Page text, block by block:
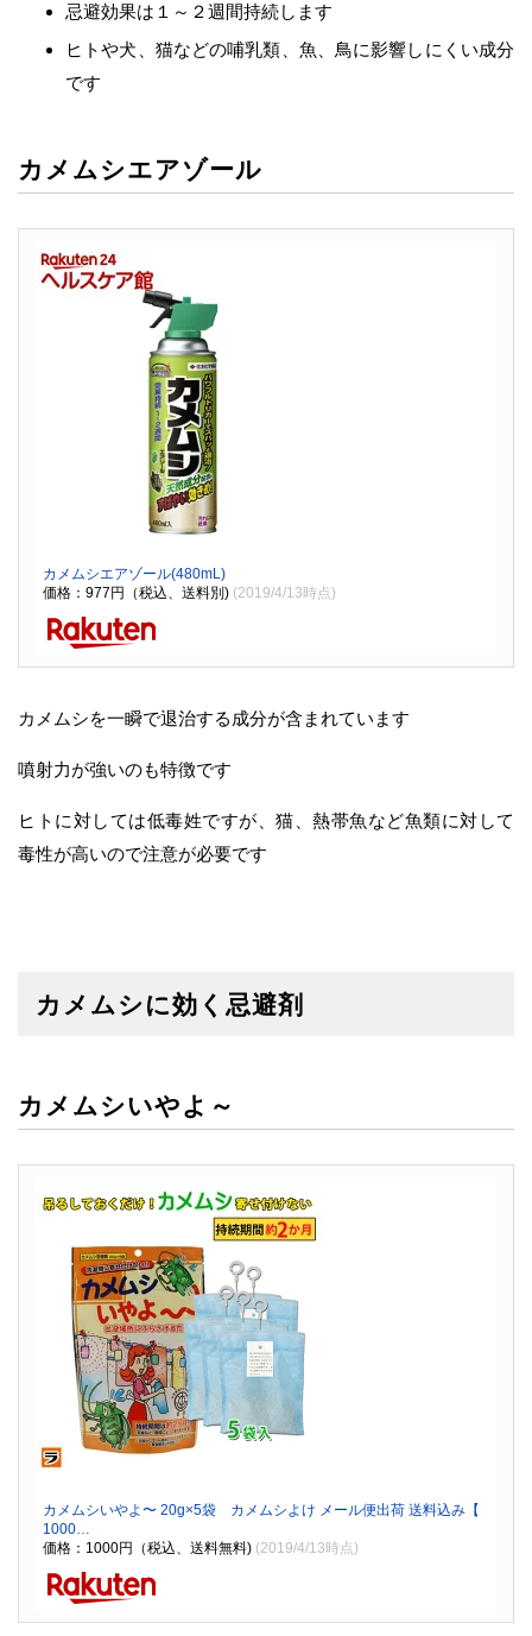
忌避効果は１～２週間持続します
ヒトや犬、猫などの哺乳類、魚、鳥に影響しにくい成分
です
カメムシエアゾール
カメムシエアゾール(480mL)
価格：977円（税込、送料別) (2019/4/13時点)
カメムシを一瞬で退治する成分が含まれています
噴射力が強いのも特徴です
ヒトに対しては低毒姓ですが、猫、熱帯魚など魚類に対して
毒性が高いので注意が必要です
カメムシに効く忌避剤
カメムシいやよ～
カメムシいやよ〜 20g×5袋 カメムシよけ メール便出荷 送料込み【
1000…
価格：1000円（税込、送料無料) (2019/4/13時点)